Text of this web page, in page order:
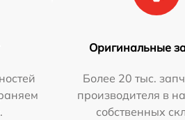
Оригинальные
Более 20 тыс.
производителя в
собственных